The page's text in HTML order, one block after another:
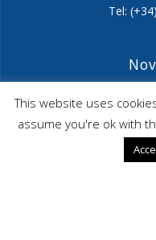
Tel:
Agenda
ASIME celebrará en
This website uses
assume you're ok with